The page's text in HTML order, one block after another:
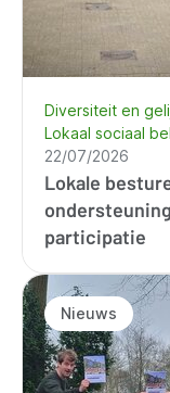
Lokale
participatie
Diversiteit en
Lokaal sociaal
22/07/2026
Nieuws